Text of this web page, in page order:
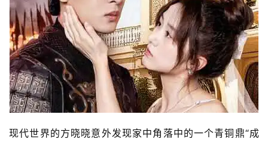
现代世界的方晓晓意外发现家中角落中的一个青铜鼎“成